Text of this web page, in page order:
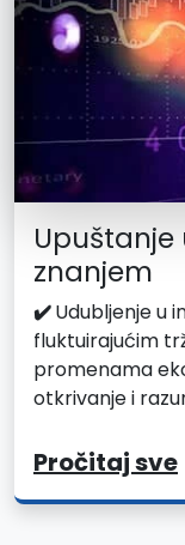
Upuštanje
znanjem
✔️Udubljenje u
fluktuirajućim
promenama
otkrivanje i
Pročitaj sve